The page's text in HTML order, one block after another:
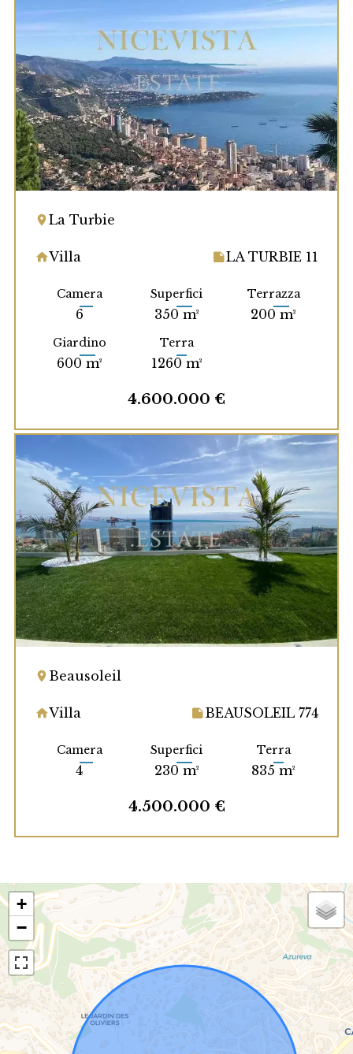
La Turbie
Villa LA TURBIE 11
Camera
6
Superfici
350 m²
Terrazza
200 m²
Giardino
600 m²
Terra
1260 m²
4.600.000 €
Beausoleil
Villa BEAUSOLEIL 774
Camera
4
Superfici
230 m²
Terra
835 m²
4.500.000 €
+
−